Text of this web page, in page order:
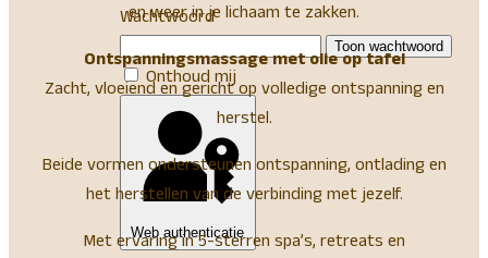
Wachtwoord
Toon wachtwoord
Onthoud mij
Web authenticatie
en weer in je lichaam te zakken.
Ontspanningsmassage met olie op tafel
Zacht, vloeiend en gericht op volledige ontspanning en
herstel.
Beide vormen ondersteunen ontspanning, ontlading en
het herstellen van de verbinding met jezelf.
Met ervaring in 5-sterren spa’s, retreats en